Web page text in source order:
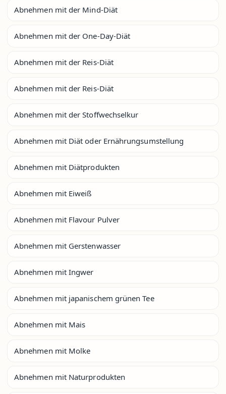
Abnehmen mit der Mind-Diät
Abnehmen mit der One-Day-Diät
Abnehmen mit der Reis-Diät
Abnehmen mit der Reis-Diät
Abnehmen mit der Stoffwechselkur
Abnehmen mit Diät oder Ernährungsumstellung
Abnehmen mit Diätprodukten
Abnehmen mit Eiweiß
Abnehmen mit Flavour Pulver
Abnehmen mit Gerstenwasser
Abnehmen mit Ingwer
Abnehmen mit japanischem grünen Tee
Abnehmen mit Mais
Abnehmen mit Molke
Abnehmen mit Naturprodukten